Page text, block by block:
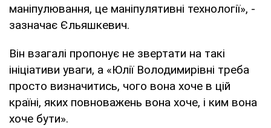
маніпулювання, це маніпулятивні технології», -
зазначає Єльяшкевич.
Він взагалі пропонує не звертати на такі
ініціативи уваги, а «Юлії Володимирівні треба
просто визначитись, чого вона хоче в цій
країні, яких повноважень вона хоче, і ким вона
хоче бути».